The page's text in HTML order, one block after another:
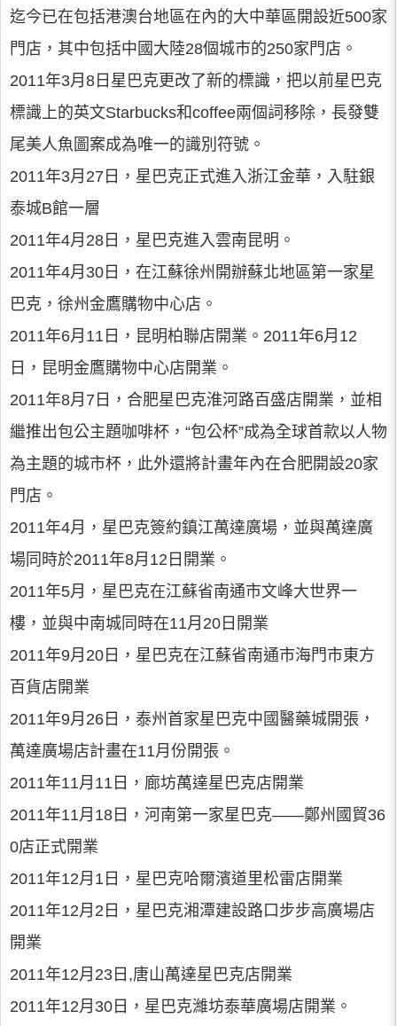
迄今已在包括港澳台地區在內的大中華區開設近500家
門店，其中包括中國大陸28個城市的250家門店。
2011年3月8日星巴克更改了新的標識，把以前星巴克
標識上的英文Starbucks和coffee兩個詞移除，長發雙
尾美人魚圖案成為唯一的識別符號。
2011年3月27日，星巴克正式進入浙江金華，入駐銀
泰城B館一層
2011年4月28日，星巴克進入雲南昆明。
2011年4月30日，在江蘇徐州開辦蘇北地區第一家星
巴克，徐州金鷹購物中心店。
2011年6月11日，昆明柏聯店開業。2011年6月12
日，昆明金鷹購物中心店開業。
2011年8月7日，合肥星巴克淮河路百盛店開業，並相
繼推出包公主題咖啡杯，“包公杯”成為全球首款以人物
為主題的城市杯，此外還將計畫年內在合肥開設20家
門店。
2011年4月，星巴克簽約鎮江萬達廣場，並與萬達廣
場同時於2011年8月12日開業。
2011年5月，星巴克在江蘇省南通市文峰大世界一
樓，並與中南城同時在11月20日開業
2011年9月20日，星巴克在江蘇省南通市海門市東方
百貨店開業
2011年9月26日，泰州首家星巴克中國醫藥城開張，
萬達廣場店計畫在11月份開張。
2011年11月11日，廊坊萬達星巴克店開業
2011年11月18日，河南第一家星巴克——鄭州國貿36
0店正式開業
2011年12月1日，星巴克哈爾濱道里松雷店開業
2011年12月2日，星巴克湘潭建設路口步步高廣場店
開業
2011年12月23日,唐山萬達星巴克店開業
2011年12月30日，星巴克濰坊泰華廣場店開業。